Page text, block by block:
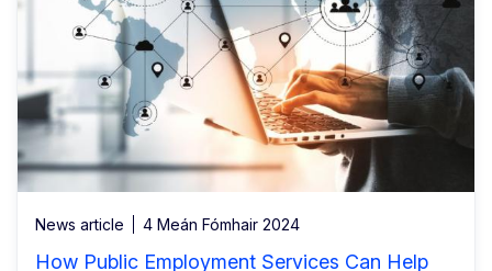
News article 4 Meán Fómhair 2024
How Public Employment Services Can Help